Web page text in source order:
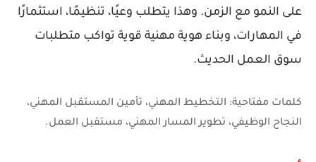
على النمو مع الزمن. وهذا يتطلب وعيًا، تنظيمًا، استثمارًا
في المهارات، وبناء هوية مهنية قوية تواكب متطلبات
سوق العمل الحديث.
كلمات مفتاحية: التخطيط المهني، تأمين المستقبل المهني،
النجاح الوظيفي، تطوير المسار المهني، مستقبل العمل.